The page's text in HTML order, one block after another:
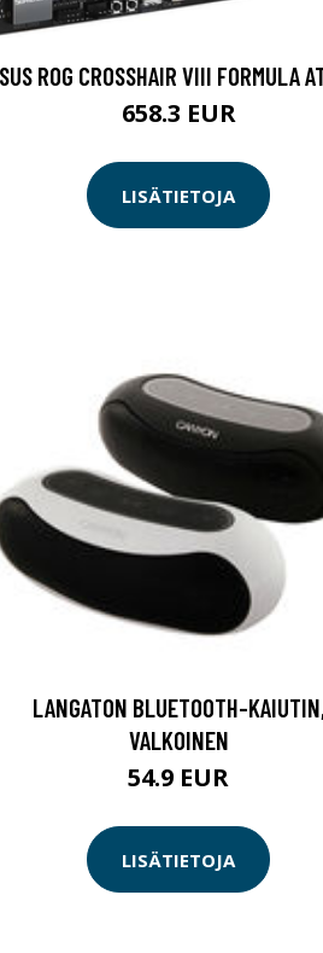
ROG CROSSHAIR VIII FORMULA
658.3 EUR
LISÄTIETOJA
LANGATON BLUETOOTH-
VALKOINEN
54.9 EUR
LISÄTIETOJA